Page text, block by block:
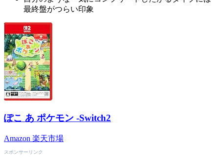
最終盤がつらい印象
ぽこ あ ポケモン -Switch2
Amazon 楽天市場
スポンサーリンク